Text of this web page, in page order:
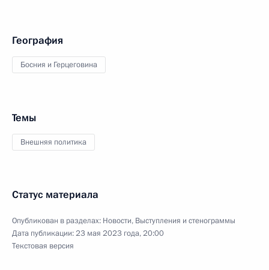
География
Босния и Герцеговина
Темы
Внешняя политика
Статус материала
Опубликован в разделах: Новости, Выступления и стенограммы
Дата публикации:23 мая 2023 года, 20:00
Текстовая версия